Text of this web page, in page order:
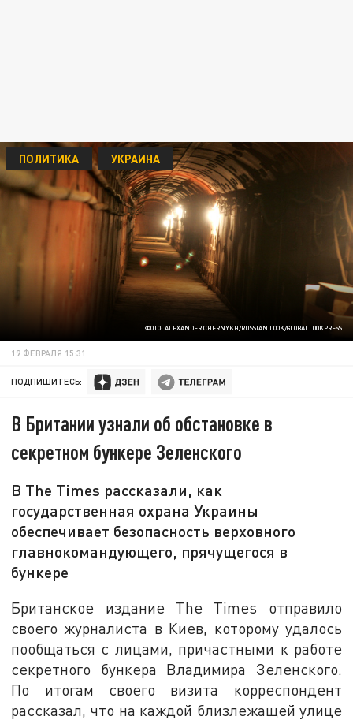
ФОТО: ALEXANDER CHERNYKH/RUSSIAN LOOK/GLOBALLOOKPRESS
ПОЛИТИКА УКРАИНА
19 ФЕВРАЛЯ 15:31
ПОДПИШИТЕСЬ:
В Британии узнали об обстановке в
секретном бункере Зеленского
В The Times рассказали, как
государственная охрана Украины
обеспечивает безопасность верховного
главнокомандующего, прячущегося в
бункере
Британское издание The Times отправило
своего журналиста в Киев, которому удалось
пообщаться с лицами, причастными к работе
секретного бункера Владимира Зеленского.
По итогам своего визита корреспондент
рассказал, что на каждой близлежащей улице